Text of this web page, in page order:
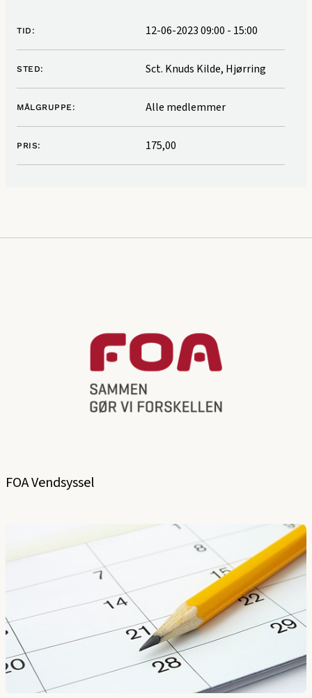
TID: 12-06-2023 09:00 - 15:00
STED: Sct. Knuds Kilde, Hjørring
MÅLGRUPPE: Alle medlemmer
PRIS: 175,00
FOA Vendsyssel